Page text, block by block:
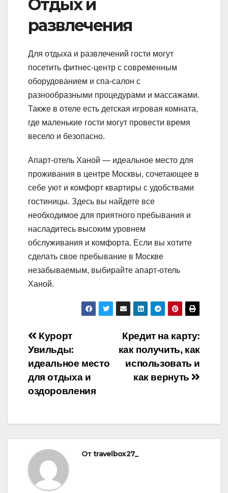
Отдых и
развлечения
Для отдыха и развлечений гости могут
посетить фитнес-центр с современным
оборудованием и спа-салон с
разнообразными процедурами и массажами.
Также в отеле есть детская игровая комната,
где маленькие гости могут провести время
весело и безопасно.
Апарт-отель Ханой — идеальное место для
проживания в центре Москвы, сочетающее в
себе уют и комфорт квартиры с удобствами
гостиницы. Здесь вы найдете все
необходимое для приятного пребывания и
насладитесь высоким уровнем
обслуживания и комфорта. Если вы хотите
сделать свое пребывание в Москве
незабываемым, выбирайте апарт-отель
Ханой.
Навигация
по
записям
Кредит на карту:
как получить, как
использовать и
как вернуть
Курорт
Увильды:
идеальное место
для отдыха и
оздоровления
Отtravelbox27_